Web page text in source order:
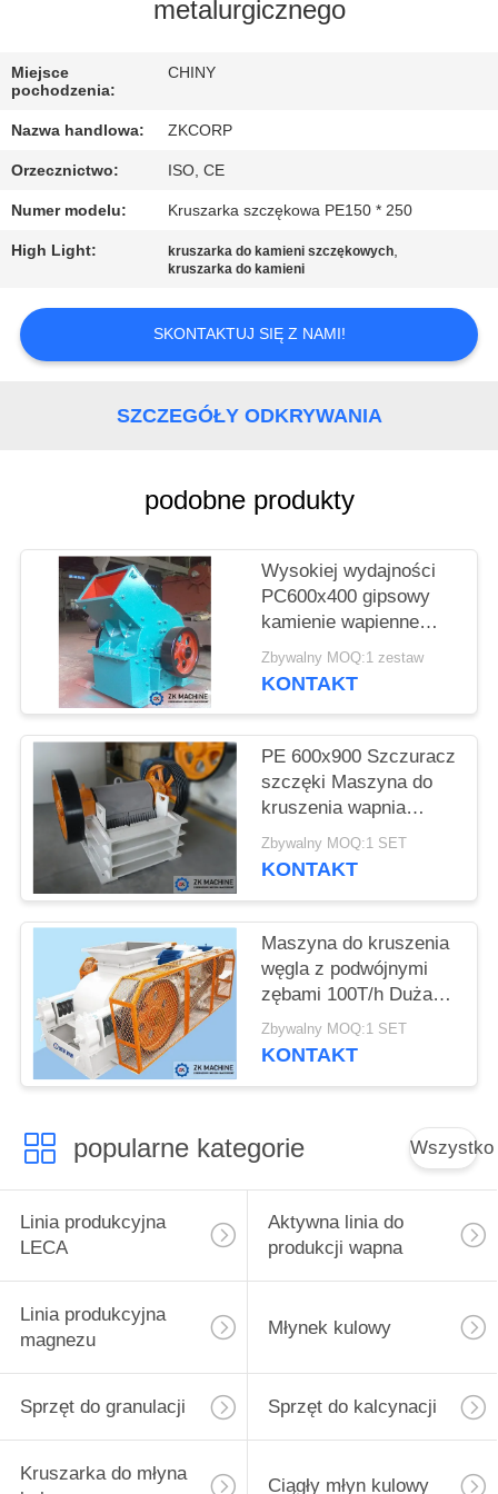
PO
FABRYCE
KONTROLA
JAKOŚCI
SIĘ
POPROSIĆ
WYCENĘ
SITEMAP
POLITYKA
PRYWATNOŚCI
metalurgicznego
Miejsce
pochodzenia:
CHINY
Nazwa handlowa: ZKCORP
Orzecznictwo: ISO, CE
Numer modelu: Kruszarka szczękowa PE150 * 250
High Light: kruszarka do kamieni szczękowych,
kruszarka do kamieni
SKONTAKTUJ SIĘ Z NAMI!
SZCZEGÓŁY ODKRYWANIA
podobne produkty
Wysokiej wydajności
PC600x400 gipsowy
kamienie wapienne
młotka kruszywka do
sprzedaży
Zbywalny MOQ:1 zestaw
KONTAKT
PE 600x900 Szczuracz
szczęki Maszyna do
kruszenia wapnia
Wysokiej wydajności
Niezawodne warunki
Zbywalny MOQ:1 SET
KONTAKT
Maszyna do kruszenia
węgla z podwójnymi
zębami 100T/h Duża
zdolność produkcyjna
Zbywalny MOQ:1 SET
KONTAKT
popularne kategorie Wszystko
Linia produkcyjna
LECA
Aktywna linia do
produkcji wapna
Linia produkcyjna
magnezu
Młynek kulowy
Sprzęt do granulacji Sprzęt do kalcynacji
Kruszarka do młyna
Ciągły młyn kulowy